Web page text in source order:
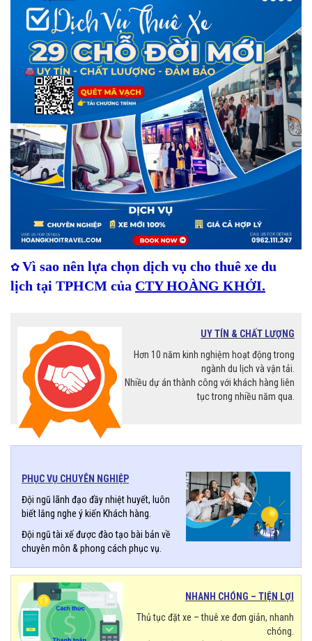
✿ Vì sao nên lựa chọn dịch vụ cho thuê xe du
lịch tại TPHCM của CTY HOÀNG KHỞI.
UY TÍN & CHẤT LƯỢNG
Hơn 10 năm kinh nghiệm hoạt động trong
ngành du lịch và vận tải.
Nhiều dự án thành công với khách hàng liên
tục trong nhiều năm qua.
PHỤC VỤ CHUYÊN NGHIỆP
Đội ngũ lãnh đạo đầy nhiệt huyết, luôn
biết lắng nghe ý kiến Khách hàng.
Đội ngũ tài xế được đào tạo bài bản về
chuyên môn & phong cách phục vụ.
NHANH CHÓNG – TIỆN LỢI
Thủ tục đặt xe – thuê xe đơn giản, nhanh
chóng.